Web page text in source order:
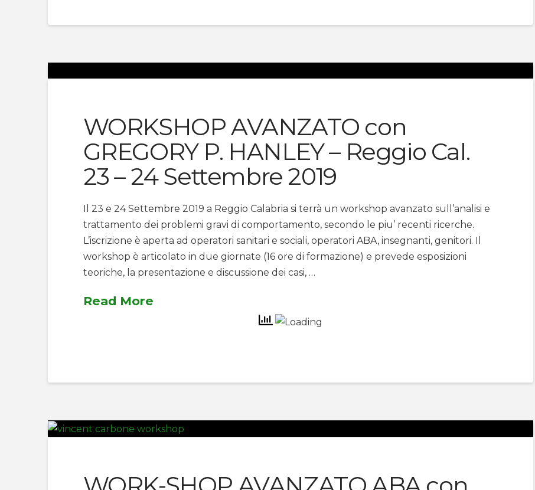
WORKSHOP AVANZATO con
GREGORY P. HANLEY – Reggio Cal.
23 – 24 Settembre 2019
Il 23 e 24 Settembre 2019 a Reggio Calabria si terrà un workshop avanzato sull’analisi e
trattamento dei problemi gravi di comportamento, secondo le piu’ recenti ricerche.
L’iscrizione è aperta ad operatori sanitari e sociali, operatori ABA, insegnanti, genitori. Il
workshop è articolato in due giornate (16 ore di formazione) e prevede esposizioni
teoriche, la presentazione e discussione dei casi, …
Read More